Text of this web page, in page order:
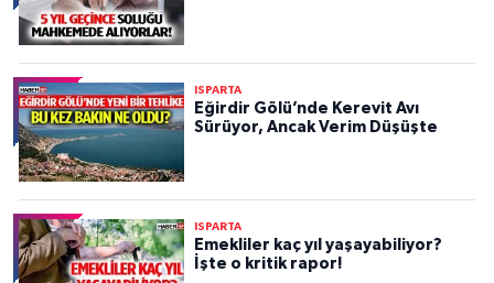
ISPARTA
Eğirdir Gölü’nde Kerevit Avı
Sürüyor, Ancak Verim Düşüşte
ISPARTA
Emekliler kaç yıl yaşayabiliyor?
İşte o kritik rapor!